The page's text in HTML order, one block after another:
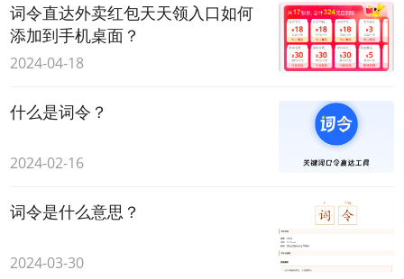
词令直达外卖红包天天领入口如何
添加到手机桌面？
2024-04-18
什么是词令？
2024-02-16
词令是什么意思？
2024-03-30